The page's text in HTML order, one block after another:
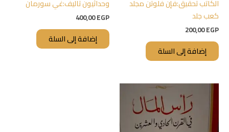
الكاتب تحقيق:فإن فلوتن مجلد
كعب جلد
200,00EGP
إضافة إلى السلة
وحداثيون تاليف:غي سورمان
400,00EGP
إضافة إلى السلة